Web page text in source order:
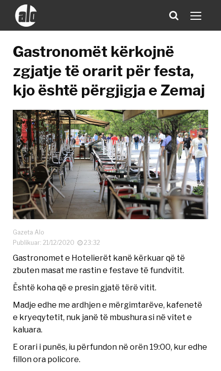
Gastronomët kërkojnë
zgjatje të orarit për festa,
kjo është përgjigja e Zemaj
Gazeta Alo
Publikuar: 21/12/2020
23:32
Gastronomet e Hotelierët kanë kërkuar që të
zbuten masat me rastin e festave të fundvitit.
Është koha që e presin gjatë tërë vitit.
Madje edhe me ardhjen e mërgimtarëve, kafenetë
e kryeqytetit, nuk janë të mbushura si në vitet e
kaluara.
E orari i punës, iu përfundon në orën 19:00, kur edhe
fillon ora policore.